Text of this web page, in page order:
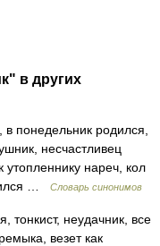
в других
понедельник родился,
несчастливец
утопленнику нареч, кол
…
Словарь синонимов
тонкист, неудачник, все
везет как